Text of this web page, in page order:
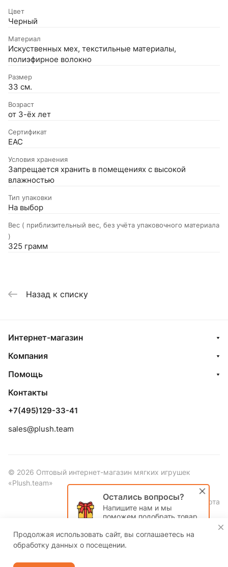
Цвет
Черный
Материал
Искуственных мех, текстильные материалы,
полиэфирное волокно
Размер
33 см.
Возраст
от 3-ёх лет
Сертификат
EAC
Условия хранения
Запрещается хранить в помещениях с высокой
влажностью
Тип упаковки
На выбор
Вес ( приблизительный вес, без учёта упаковочного материала
)
325 грамм
Назад к списку
Интернет-магазин
Компания
Помощь
Контакты
+7(495)129-33-41
sales@plush.team
© 2026 Оптовый интернет-магазин мягких игрушек
«Plush.team»
Политика обработки данных Оферта
Остались вопросы?
Напишите нам и мы
поможем подобрать товар
Продолжая использовать сайт, вы соглашаетесь на
обработку данных о посещении.